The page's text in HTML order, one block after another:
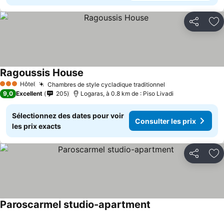
Partager
3 ÉtoilesHôtel Chambres de style cycladique traditionnel
Ragoussis House
9,0 Excellent 205 Logaras, à 0.8 km de : Piso Livadi
Sélectionnez des dates pour voir
les prix exacts
Consulter les prix
Partager
Paroscarmel studio-apartment